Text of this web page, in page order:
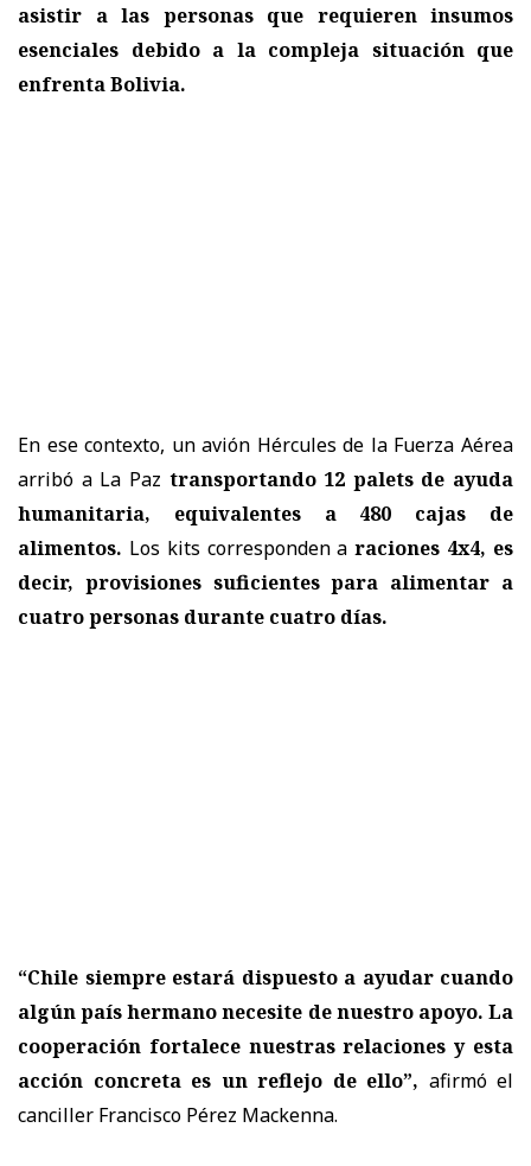
asistir a las personas que requieren insumos
esenciales debido a la compleja situación que
enfrenta Bolivia.
En ese contexto, un avión Hércules de la Fuerza Aérea
arribó a La Paz transportando 12 palets de ayuda
humanitaria, equivalentes a 480 cajas de
alimentos. Los kits corresponden araciones 4x4, es
decir, provisiones suficientes para alimentar a
cuatro personas durante cuatro días.
“Chile siempre estará dispuesto a ayudar cuando
algún país hermano necesite de nuestro apoyo. La
cooperación fortalece nuestras relaciones y esta
acción concreta es un reflejo de ello”, afirmó el
canciller Francisco Pérez Mackenna.